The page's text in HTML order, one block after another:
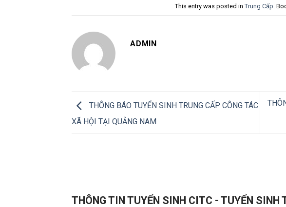
This entry was posted in Trung Cấp.
ADMIN
THÔNG BÁO TUYỂN SINH TRUNG CẤP CÔNG TÁC
XÃ HỘI TẠI QUẢNG NAM
THÔNG TIN TUYỂN SINH CITC - TUYỂN SINH